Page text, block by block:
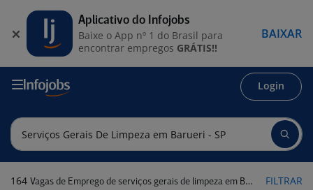
Login
164 Vagas de Emprego de serviços gerais de limpeza em Barueri - SP FILTRAR
Aplicativo do Infojobs
Baixe o App nº 1 do Brasil para
encontrar empregos GRÁTIS!!
BAIXAR